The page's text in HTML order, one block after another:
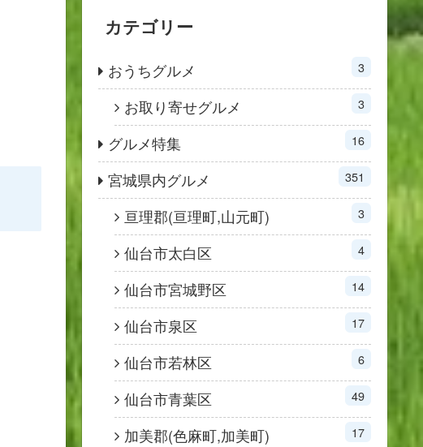
カテゴリー
おうちグルメ 3
お取り寄せグルメ 3
グルメ特集 16
宮城県内グルメ 351
亘理郡(亘理町,山元町) 3
仙台市太白区 4
仙台市宮城野区 14
仙台市泉区 17
仙台市若林区 6
仙台市青葉区 49
加美郡(色麻町,加美町) 17